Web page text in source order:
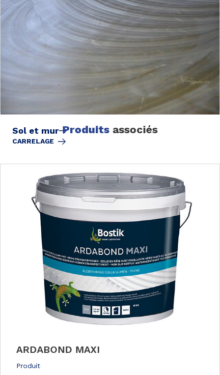
Sol et mur
CARRELAGE
Produits associés
ARDABOND MAXI
Produit